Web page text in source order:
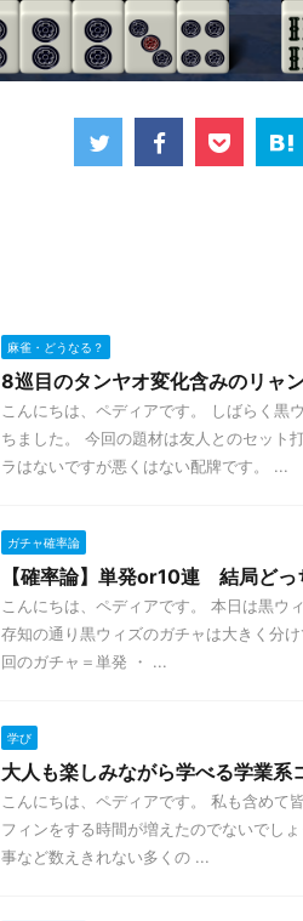
麻雀・どうなる？
8巡目のタンヤオ変化含みのリャ
こんにちは、ペディアです。 しばらく黒
ちました。 今回の題材は友人とのセット
ラはないですが悪くはない配牌です。 ...
ガチャ確率論
【確率論】単発or10連 結局どっ
こんにちは、ペディアです。 本日は黒
存知の通り黒ウィズのガチャは大きく分
回のガチャ＝単発 ・ ...
学び
大人も楽しみながら学べる学業系
こんにちは、ペディアです。 私も含め
フィンをする時間が増えたのでないでし
事など数えきれない多くの ...